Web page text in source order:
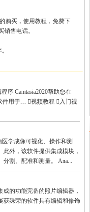
购买，使用教程，免费下
售电话。
序 Camtasia2020帮助您在
件用于… 视频教程 入门视
学成像可视化、操作和测
外，该软件提供集成模块，
割、配准和测量。 Ana...
成的功能完备的照片编辑器，
获殊荣的软件具有编辑和修饰